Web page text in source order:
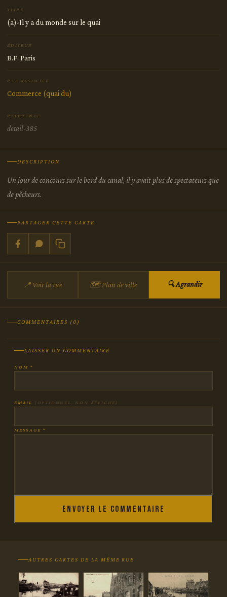
TITRE
(a)-Il y a du monde sur le quai
ÉDITEUR
B.F. Paris
RUE ASSOCIÉE
Commerce (quai du)
RÉFÉRENCE
detail-385
DESCRIPTION
Un jour de concours sur le bord du canal, il y avait plus de spectateurs que
de pêcheurs.
PARTAGER CETTE CARTE
📍 Voir la rue 🗺 Plan de ville 🔍 Agrandir
COMMENTAIRES (0)
LAISSER UN COMMENTAIRE
NOM *
EMAIL (OPTIONNEL, NON AFFICHÉ)
MESSAGE *
Envoyer le commentaire
AUTRES CARTES DE LA MÊME RUE